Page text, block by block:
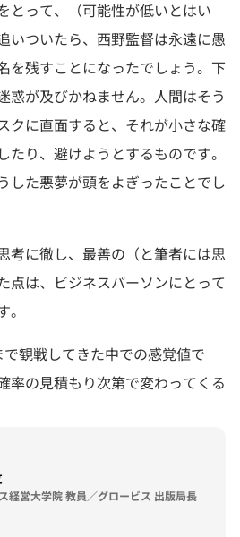
とって、（可能性が低いとはい
いついたら、西野監督は永遠に愚
を残すことになったでしょう。下
惑が及びかねません。人間はそう
クに直面すると、それが小さな確
り、避けようとするものです。
した悪夢が頭をよぎったことでし
考に徹し、最善の（と筆者には思
点は、ビジネスパーソンにとって
観戦してきた中での感覚値で
率の見積もり次第で変わってくる
経営大学院 教員／グロービス 出版局長